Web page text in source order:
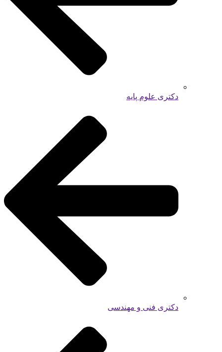
دکتری علوم پایه
دکتری فنی و مهندسی